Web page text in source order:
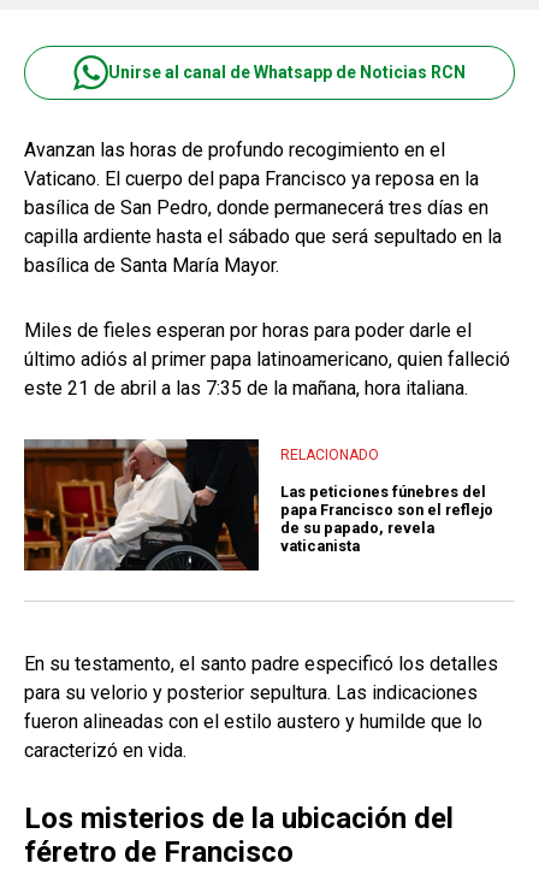
Unirse al canal de Whatsapp de Noticias RCN
Avanzan las horas de profundo recogimiento en el
Vaticano. El cuerpo del papa Francisco ya reposa en la
basílica de San Pedro, donde permanecerá tres días en
capilla ardiente hasta el sábado que será sepultado en la
basílica de Santa María Mayor.
Miles de fieles esperan por horas para poder darle el
último adiós al primer papa latinoamericano, quien falleció
este 21 de abril a las 7:35 de la mañana, hora italiana.
RELACIONADO
Las peticiones fúnebres del
papa Francisco son el reflejo
de su papado, revela
vaticanista
En su testamento, el santo padre especificó los detalles
para su velorio y posterior sepultura. Las indicaciones
fueron alineadas con el estilo austero y humilde que lo
caracterizó en vida.
Los misterios de la ubicación del
féretro de Francisco